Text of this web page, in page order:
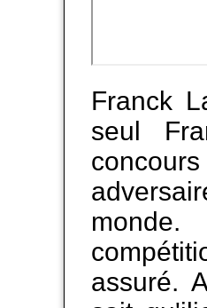
Franck
seul
assuré.